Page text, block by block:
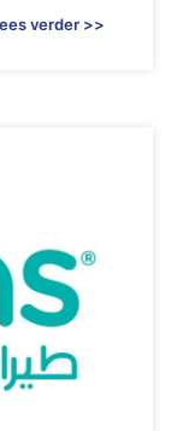
verder >>